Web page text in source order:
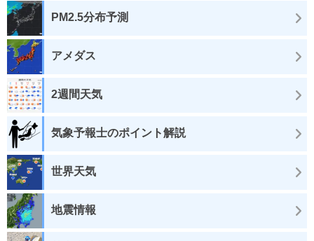
PM2.5分布予測
アメダス
2週間天気
気象予報士のポイント解説
世界天気
地震情報